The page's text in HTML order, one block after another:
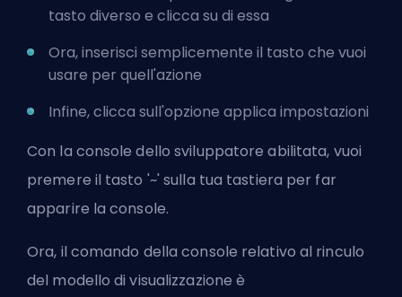
tasto diverso e clicca su di essa
Ora, inserisci semplicemente il tasto che vuoi
usare per quell'azione
Infine, clicca sull'opzione applica impostazioni
Con la console dello sviluppatore abilitata, vuoi
premere il tasto '~' sulla tua tastiera per far
apparire la console.
Ora, il comando della console relativo al rinculo
del modello di visualizzazione è